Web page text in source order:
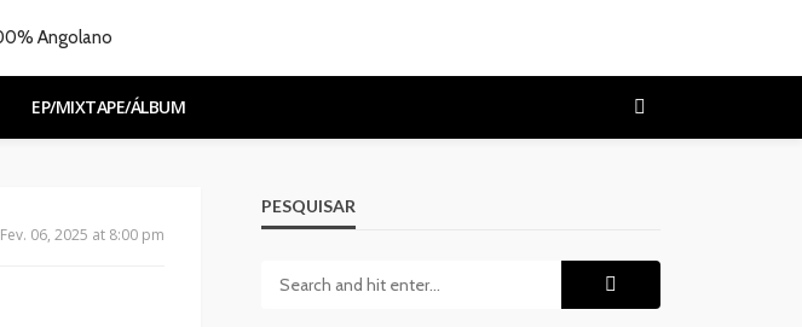
EP/MIXTAPE/ÁLBUM
Fev. 06, 2025 at 8:00 pm
PESQUISAR